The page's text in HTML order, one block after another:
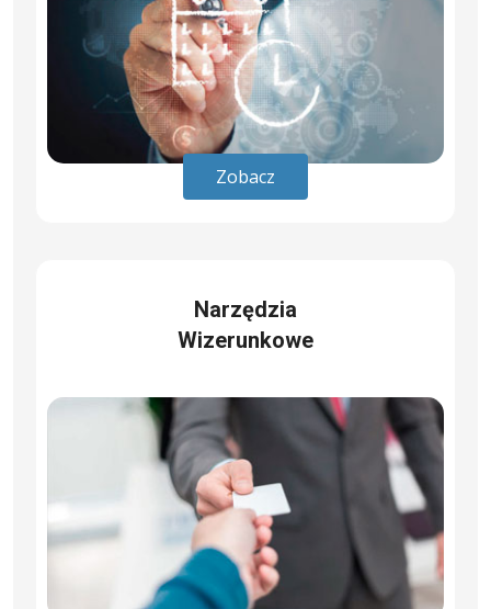
Zobacz
Narzędzia
Wizerunkowe